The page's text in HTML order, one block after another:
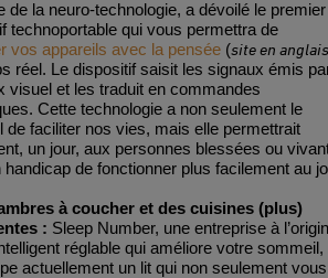
de la neuro-technologie, a dévoilé le premier
technoportable qui vous permettra de
vos appareils avec la pensée (site en anglais
réel. Le dispositif saisit les signaux émis
visuel et les traduit en commandes
Cette technologie a non seulement le
de faciliter nos vies, mais elle permettrait
un jour, aux personnes blessées ou
handicap de fonctionner plus facilement au
à coucher et des cuisines (plus)
: Sleep Number, une entreprise à
réglable qui améliore votre sommeil,
actuellement un lit qui non seulement vous